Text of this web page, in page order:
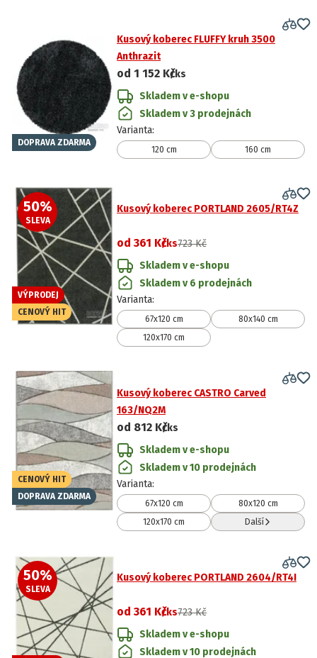
DOPRAVA ZDARMA
Kusový koberec FLUFFY kruh 3500
Anthrazit
od 1 152 Kč/ks
Skladem v e-shopu
Skladem v 3 prodejnách
Varianta:
120 cm 160 cm
50%
SLEVA
VÝPRODEJ
CENOVÝ HIT
Kusový koberec PORTLAND 2605/RT4Z
od 361 Kč/ks723 Kč
Skladem v e-shopu
Skladem v 6 prodejnách
Varianta:
67x120 cm
80x140 cm
120x170 cm
CENOVÝ HIT
DOPRAVA ZDARMA
Kusový koberec CASTRO Carved
163/NQ2M
od 812 Kč/ks
Skladem v e-shopu
Skladem v 10 prodejnách
Varianta:
67x120 cm
80x120 cm
120x170 cm
Další
50%
SLEVA
Kusový koberec PORTLAND 2604/RT4I
od 361 Kč/ks723 Kč
Skladem v e-shopu
Skladem v 10 prodejnách